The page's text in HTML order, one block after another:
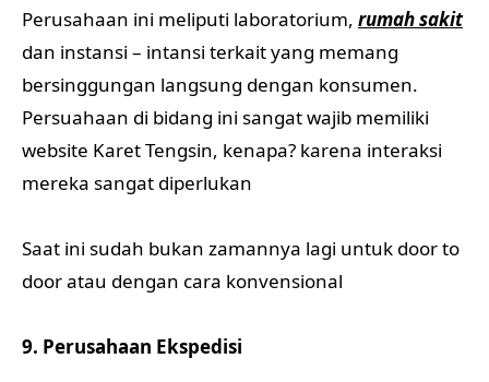
Perusahaan ini meliputi laboratorium, rumah sakit
dan instansi – intansi terkait yang memang
bersinggungan langsung dengan konsumen.
Persuahaan di bidang ini sangat wajib memiliki
website Karet Tengsin, kenapa? karena interaksi
mereka sangat diperlukan
Saat ini sudah bukan zamannya lagi untuk door to
door atau dengan cara konvensional
9. Perusahaan Ekspedisi